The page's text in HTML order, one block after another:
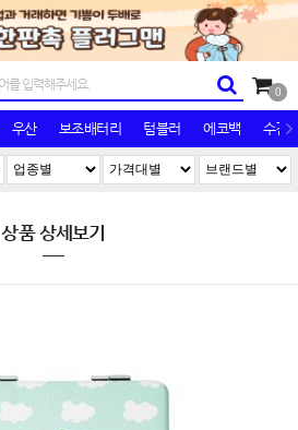
0
우산 보조배터리 텀블러 에코백 수건/
상품 상세보기